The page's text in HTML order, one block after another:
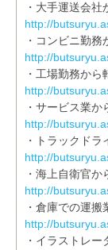
・大手運送会
http://
・コンビニ勤
http://
・工場勤務か
http://
・サービス業
http://
・トラックド
http://
・海上自衛官
http://
・倉庫での運
http://
・イラストレ